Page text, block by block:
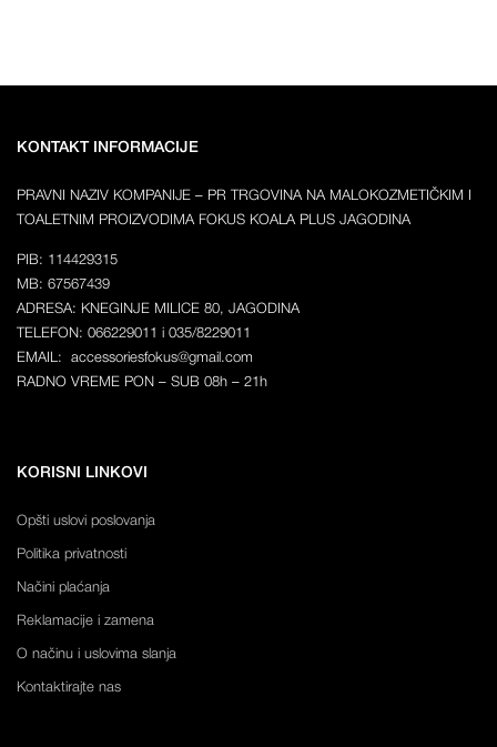
KONTAKT INFORMACIJE
PRAVNI NAZIV KOMPANIJE – PR TRGOVINA NA MALOKOZMETIČKIM I
TOALETNIM PROIZVODIMA FOKUS KOALA PLUS JAGODINA
PIB: 114429315
MB: 67567439
ADRESA: KNEGINJE MILICE 80, JAGODINA
TELEFON: 066229011 i 035/8229011
EMAIL: accessoriesfokus@gmail.com
RADNO VREME PON – SUB 08h – 21h
KORISNI LINKOVI
Opšti uslovi poslovanja
Politika privatnosti
Načini plaćanja
Reklamacije i zamena
O načinu i uslovima slanja
Kontaktirajte nas